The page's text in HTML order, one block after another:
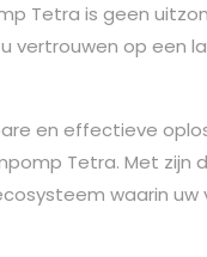
Tetra is geen
vertrouwen op een
en effectieve
Tetra. Met zijn
waarin uw